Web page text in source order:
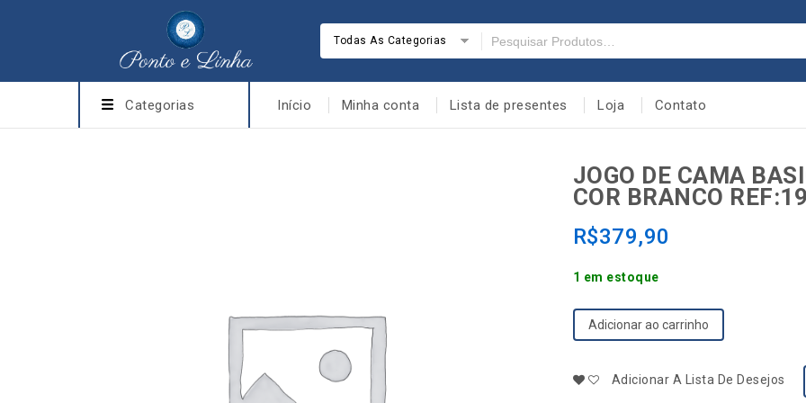
Todas As Categorias
Categorias Início Minha conta Lista de presentes Loja Contato
JOGO DE CAMA
COR BRANCO
R$379,90
1 em estoque
Adicionar ao carrinho
Adicionar A Lista De Desejos